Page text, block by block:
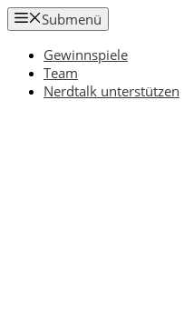
Zum
Inhalt
springen
Submenü
Gewinnspiele
Team
Nerdtalk unterstützen